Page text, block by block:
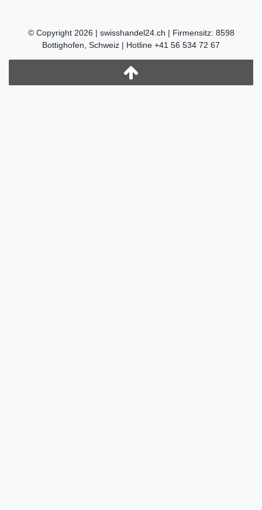
© Copyright 2026 | swisshandel24.ch | Firmensitz: 8598
Bottighofen, Schweiz | Hotline +41 56 534 72 67